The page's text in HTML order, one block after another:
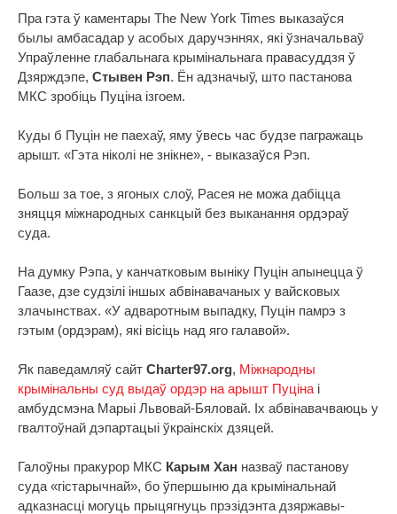
Пра гэта ў каментары The New York Times выказаўся
былы амбасадар у асобых даручэннях, які ўзначальваў
Упраўленне глабальнага крымінальнага правасуддзя ў
Дзярждэпе, Стывен Рэп. Ён адзначыў, што пастанова
МКС зробіць Пуціна ізгоем.
Куды б Пуцін не паехаў, яму ўвесь час будзе пагражаць
арышт. «Гэта ніколі не знікне», - выказаўся Рэп.
Больш за тое, з ягоных слоў, Расея не можа дабіцца
зняцця міжнародных санкцый без выканання ордэраў
суда.
На думку Рэпа, у канчатковым выніку Пуцін апынецца ў
Гаазе, дзе судзілі іншых абвінавачаных у вайсковых
злачынствах. «У адваротным выпадку, Пуцін памрэ з
гэтым (ордэрам), які вісіць над яго галавой».
Як паведамляў сайт Charter97.org, Міжнародны
крымінальны суд выдаў ордэр на арышт Пуціна і
амбудсмэна Марыі Львовай-Бяловай. Іх абвінавачваюць у
гвалтоўнай дэпартацыі ўкраінскіх дзяцей.
Галоўны пракурор МКС Карым Хан назваў пастанову
суда «гістарычнай», бо ўпершыню да крымінальнай
адказнасці могуць прыцягнуць прэзідэнта дзяржавы-